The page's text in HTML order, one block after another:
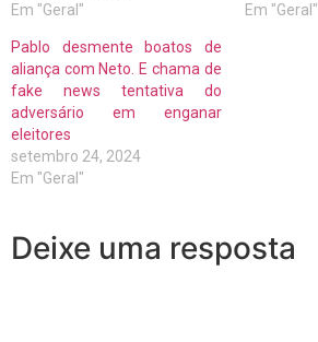
Em "Geral"
Em "Geral"
Pablo desmente boatos de
aliança com Neto. E chama de
fake news tentativa do
adversário em enganar
eleitores
setembro 24, 2024
Em "Geral"
Deixe uma resposta